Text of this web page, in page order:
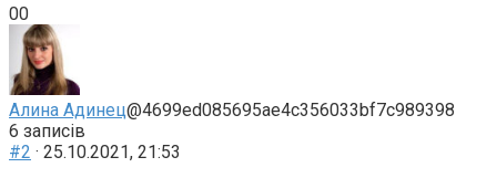
Голосуйте
палець
донизу.
0Голосуйте
-
палець
доверху.
0
Алина Адинец@4699ed085695ae4c356033bf7c989398
6 записів
#2 · 25.10.2021, 21:53